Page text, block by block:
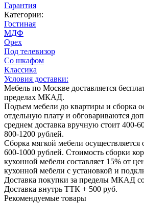
Гарантия
Категории:
Гостиная
МДФ
Орех
Под телевизор
Со шкафом
Классика
Условия доставки:
Мебель по Москве доставляется
пределах МКАД.
Подъем мебели до квартиры и сборка
отдельную плату и обговариваются
среднем доставка вручную стоит 400-
800-1200 рублей.
Сборка мягкой мебели осуществляется
600-1000 рублей. Стоимость сборки
кухонной мебели составляет 15% от
кухонной мебели с установкой и
Доставка покупки за пределы МКАД
Доставка внутрь ТТК + 500 руб.
Рекомендуемые товары